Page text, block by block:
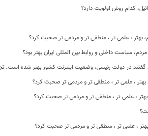
کدام روش اولویت دارد؟
بهتر ، علمی تر ، منطقی تر و مردمی تر صحبت کرد؟
گفتند در دولت رئیسی، وضعیت اینترنت کشور بهتر شده
بهتر ، علمی تر ، منطقی تر و مردمی تر صحبت کرد؟
، علمی تر ، منطقی تر و مردمی تر صحبت کرد؟
، علمی تر ، منطقی تر و مردمی تر صحبت کرد؟